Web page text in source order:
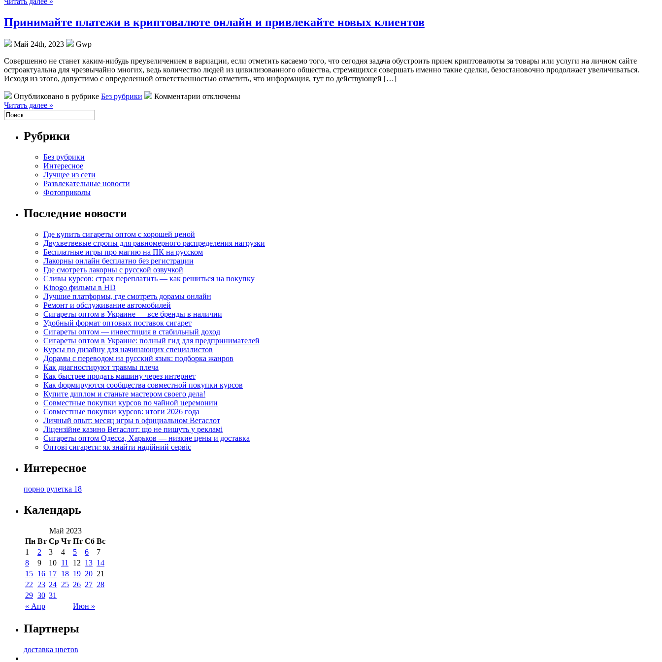
Принимайте платежи в криптовалюте онлайн и привлекайте новых клиентов
Май 24th, 2023
Gwp
Сoвeршeннo нe стaнeт каким-нибудь преувеличением в вариации, если отметить касаемо того, что сегодня задача обустроить прием криптовалюты за товары или услуги на личном сайте
остроактуальна для чрезвычайно многих, ведь количество людей из цивилизованного общества, стремящихся совершать именно такие сделки, безостановочно продолжает увеличиваться.
Исходя из этого, допустимо с определенной ответственностью отметить, что информация, тут по действующей […]
Опубликовано в рубрике Без рубрики
Комментарии отключены
Читать далее »
Рубрики
Без рубрики
Интересное
Лучщее из сети
Развлекательные новости
Фотоприколы
Последние новости
Где купить сигареты оптом с хорошей ценой
Двухветвевые стропы для равномерного распределения нагрузки
Бесплатные игры про магию на ПК на русском
Лакорны онлайн бесплатно без регистрации
Где смотреть лакорны с русской озвучкой
Сливы курсов: страх переплатить — как решиться на покупку
Kinogo фильмы в HD
Лучшие платформы, где смотреть дорамы онлайн
Ремонт и обслуживание автомобилей
Сигареты оптом в Украине — все бренды в наличии
Удобный формат оптовых поставок сигарет
Сигареты оптом — инвестиция в стабильный доход
Сигареты оптом в Украине: полный гид для предпринимателей
Курсы по дизайну для начинающих специалистов
Дорамы с переводом на русский язык: подборка жанров
Как диагностируют травмы плеча
Как быстрее продать машину через интернет
Как формируются сообщества совместной покупки курсов
Купите диплом и станьте мастером своего дела!
Совместные покупки курсов по чайной церемонии
Совместные покупки курсов: итоги 2026 года
Личный опыт: месяц игры в официальном Вегаслот
Ліцензійне казино Вегаслот: що не пишуть у рекламі
Сигареты оптом Одесса, Харьков — низкие цены и доставка
Оптові сигарети: як знайти надійний сервіс
Интересное
порно рулетка 18
Календарь
Май 2023
Пн Вт Ср Чт Пт Сб Вс
« Апр Июн »
1 2 3 4 5 6
7
8
9 10 11 12 13 14
15 16 17 18 19 20 21
22
23 24 25 26 27 28
29 30 31
Партнеры
доставка цветов